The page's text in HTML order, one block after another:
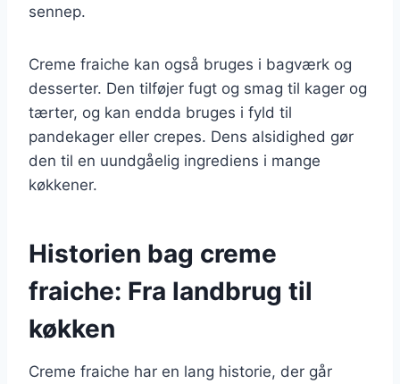
sennep.
Creme fraiche kan også bruges i bagværk og
desserter. Den tilføjer fugt og smag til kager og
tærter, og kan endda bruges i fyld til
pandekager eller crepes. Dens alsidighed gør
den til en uundgåelig ingrediens i mange
køkkener.
Historien bag creme
fraiche: Fra landbrug til
køkken
Creme fraiche har en lang historie, der går